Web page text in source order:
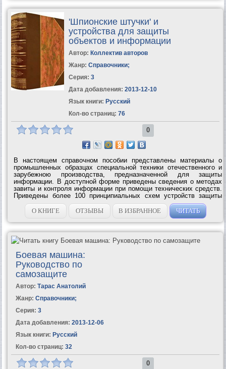
'Шпионские штучки' и
устройства для защиты
объектов и информации
Автор: Коллектив авторов
Жанр: Справочники;
Серия: 3
Дата добавления: 2013-12-10
Язык книги: Русский
Кол-во страниц: 76
0
В настоящем справочном пособии представлены материалы о
промышленных образцах специальной техники отечественного и
зарубежною производства, предназначенной для защиты
информации. В доступной форме приведены сведения о методах
завиты и контроля информации при помощи технических средств.
Приведены более 100 принципиальных схем устройств защиты
информации и объектов, описана логика и принципы действия этих
устройств, даны...
О КНИГЕ ОТЗЫВЫ В ИЗБРАННОЕ ЧИТАТЬ
Боевая машина:
Руководство по
самозащите
Автор: Тарас Анатолий
Жанр: Справочники;
Серия: 3
Дата добавления: 2013-12-06
Язык книги: Русский
Кол-во страниц: 32
0